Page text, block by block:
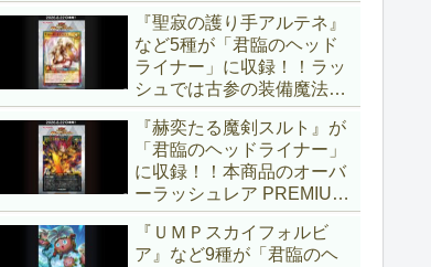
ターとサポーターが登
場！！性能の高さはもちろ
ん、イラストから推察され
る背景ストーリーも興味深
い……。【遊戯王ラッシュ
デュエル】
『聖寂の護り手アルテネ』
など5種が「君臨のヘッド
ライナー」に収録！！ラッ
シュでは古参の装備魔法
『アルテネの加護』がテー
マ化！！3種のユニオンが
存在し、天使族では汎用的
なサポーターとなります
ね！！【遊戯王ラッシュデ
ュエル】
『赫奕たる魔剣スルト』が
「君臨のヘッドライナー」
に収録！！本商品のオーバ
ーラッシュレア PREMIUM
BLACK Ver.枠！！初の下級
モンスターで、「ヘルシ
ィ」と相性抜群なバウンス
『ＵＭＰスカイフォルビ
ア』など9種が「君臨のヘ